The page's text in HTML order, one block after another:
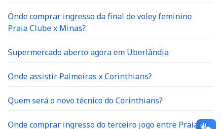
Onde comprar ingresso da final de voley feminino
Praia Clube x Minas?
Supermercado aberto agora em Uberlândia
Onde assistir Palmeiras x Corinthians?
Quem será o novo técnico do Corinthians?
Onde comprar ingresso do terceiro jogo entre Praia